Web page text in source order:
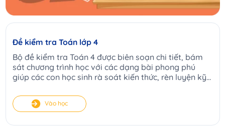
Đề kiểm tra Toán lớp 4
Bộ đề kiểm tra Toán 4 được biên soạn chi tiết, bám
sát chương trình học với các dạng bài phong phú
giúp các con học sinh rà soát kiến thức, rèn luyện kỹ
Vào học